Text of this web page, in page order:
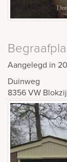
Aangelegd in
Duinweg
8356 VW